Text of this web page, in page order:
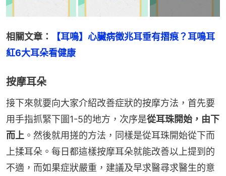
相關文章：
【耳鳴】心臟病徵兆耳垂有摺痕？耳鳴耳
紅6大耳朵看健康
按摩耳朵
接下來就要向大家介紹改善症狀的按摩方法，首先要
用手指抓緊下圖1-5的地方，次序是從耳珠開始，由下
而上 。然後就用搓的方法，同樣是從耳珠開始從下而
上揉耳朵。每日都這樣按摩耳朵就能改善以上提到的
不適，而如果症狀嚴重，建議及早求醫尋求醫生的意